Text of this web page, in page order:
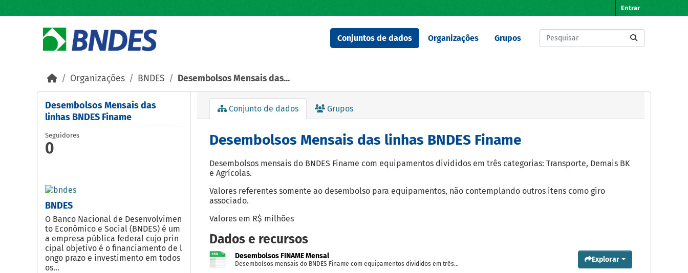
Entrar
Conjuntos de dados Organizações Grupos
Organizações BNDES Desembolsos Mensais das...
Desembolsos Mensais das
linhas BNDES Finame
Seguidores
0
BNDES
O Banco Nacional de Desenvolvimen
to Econômico e Social (BNDES) é um
a empresa pública federal cujo prin
cipal objetivo é o financiamento de l
ongo prazo e investimento em todos
os...
Conjunto de dados Grupos
Desembolsos Mensais das linhas BNDES Finame
Desembolsos mensais do BNDES Finame com equipamentos divididos em três categorias: Transporte, Demais BK
e Agrícolas.
Valores referentes somente ao desembolso para equipamentos, não contemplando outros itens como giro
associado.
Valores em R$ milhões
Dados e recursos
Desembolsos FINAME Mensal
Desembolsos mensais do BNDES Finame com equipamentos divididos em três... Explorar